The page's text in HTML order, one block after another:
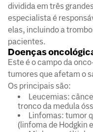
dividida em três
especialista é
elas, incluindo a
pacientes.
Doenças
Este é o campo da
tumores que afetam o
Os principais são:
Leucemias:
tronco da medula
Linfomas: tumor
(linfoma de Hodgkin